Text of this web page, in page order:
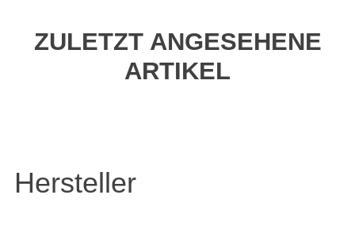
ZULETZT ANGESEHENE
ARTIKEL
Hersteller